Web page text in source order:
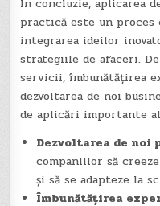
practică este un proces
integrarea ideilor
strategiile de afaceri.
servicii, îmbunătățirea
dezvoltarea de noi
de aplicări importante
Dezvoltarea de noi
companiilor să
și să se adapteze la
Îmbunătățirea